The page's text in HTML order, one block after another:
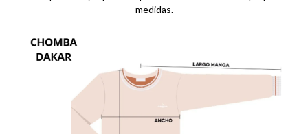
medidas.